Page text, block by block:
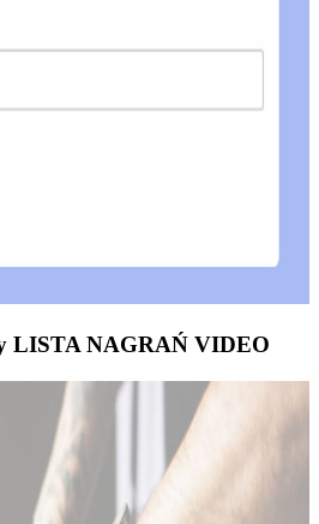
LISTA NAGRAŃ VIDEO